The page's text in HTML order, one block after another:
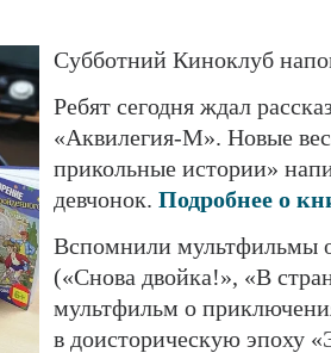
Субботний Киноклуб
Ребят сегодня ждал
«Аквилегия-М». Новые
прикольные истории»
девчонок. Подробнее о
Вспомнили мультфильмы
(«Снова двойка!», «В
мультфильм о
в доисторическую эпоху